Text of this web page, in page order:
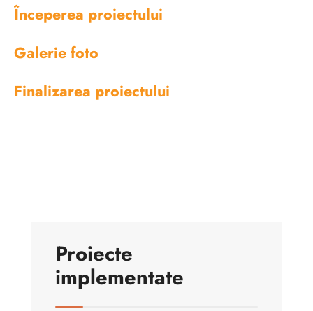
Începerea proiectului
Galerie foto
Finalizarea proiectului
Proiecte
implementate